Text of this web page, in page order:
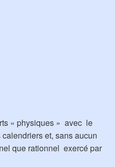
« physiques » avec le
et, sans aucun
que rationnel exercé par